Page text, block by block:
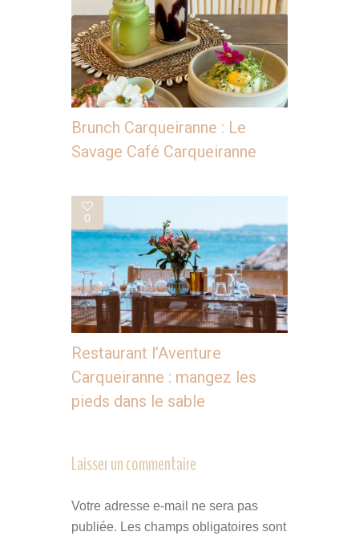
Brunch Carqueiranne : Le
Savage Café Carqueiranne
0
Restaurant l’Aventure
Carqueiranne : mangez les
pieds dans le sable
Laisser un commentaire
Votre adresse e-mail ne sera pas
publiée. Les champs obligatoires sont